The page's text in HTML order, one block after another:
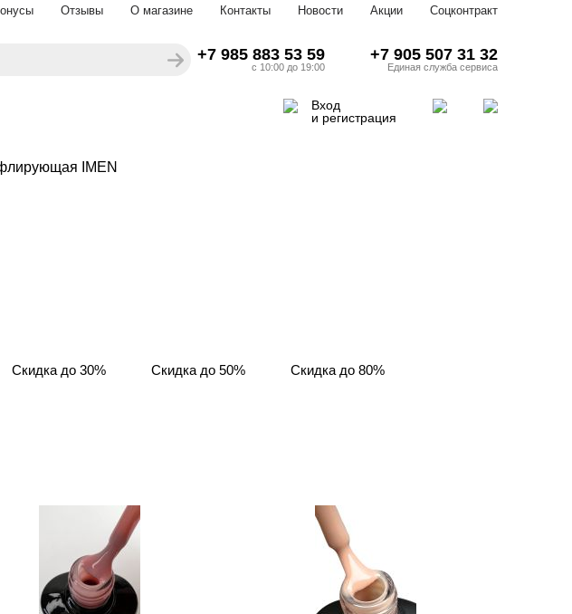
Отзывы О магазине Контакты Новости Акции Соцконтракт
+7 985 883 53 59
с 10:00 до 19:00
+7 905 507 31 32
Единая служба сервиса
Вход
и регистрация
IMEN
Скидка до 30% Скидка до 50% Скидка до 80%